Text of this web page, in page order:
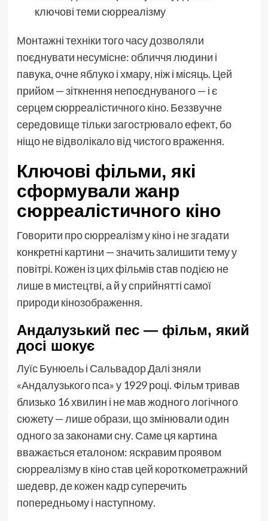
ключові теми сюрреалізму
Монтажні техніки того часу дозволяли
поєднувати несумісне: обличчя людини і
павука, очне яблуко і хмару, ніж і місяць. Цей
прийом — зіткнення непоєднуваного — і є
серцем сюрреалістичного кіно. Беззвучне
середовище тільки загострювало ефект, бо
ніщо не відволікало від чистого враження.
Ключові фільми, які
сформували жанр
сюрреалістичного кіно
Говорити про сюрреалізм у кіно і не згадати
конкретні картини — значить залишити тему у
повітрі. Кожен із цих фільмів став подією не
лише в мистецтві, а й у сприйнятті самої
природи кінозображення.
Андалузький пес — фільм, який
досі шокує
Луїс Бунюель і Сальвадор Далі зняли
«Андалузького пса» у 1929 році. Фільм тривав
близько 16 хвилин і не мав жодного логічного
сюжету — лише образи, що змінювали один
одного за законами сну. Саме ця картина
вважається еталоном: яскравим проявом
сюрреалізму в кіно став цей короткометражний
шедевр, де кожен кадр суперечить
попередньому і наступному.